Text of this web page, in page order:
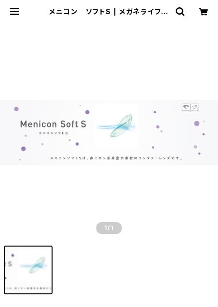
メニコン ソフトS | メガネライフ
1 /1